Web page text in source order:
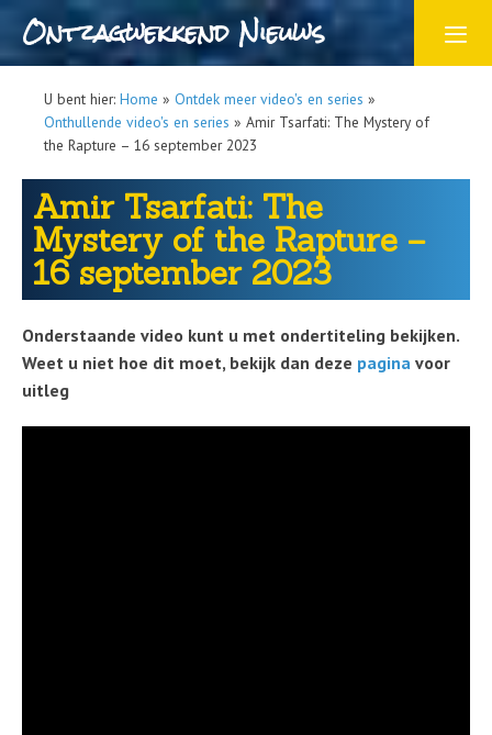
Ontzagwekkend Nieuws
U bent hier: Home » Ontdek meer video's en series »
Onthullende video's en series » Amir Tsarfati: The Mystery of
the Rapture – 16 september 2023
Amir Tsarfati: The
Mystery of the Rapture –
16 september 2023
Onderstaande video kunt u met ondertiteling bekijken.
Weet u niet hoe dit moet, bekijk dan deze pagina voor
uitleg